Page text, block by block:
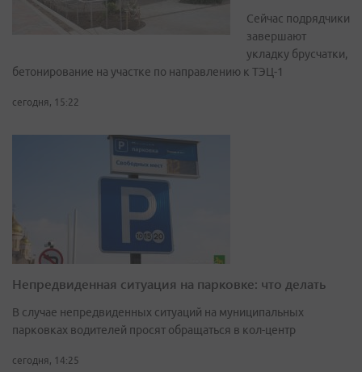
Сейчас подрядчики
завершают
укладку брусчатки,
бетонирование на участке по направлению к ТЭЦ-1
сегодня, 15:22
Непредвиденная ситуация на парковке: что делать
В случае непредвиденных ситуаций на муниципальных
парковках водителей просят обращаться в кол-центр
сегодня, 14:25